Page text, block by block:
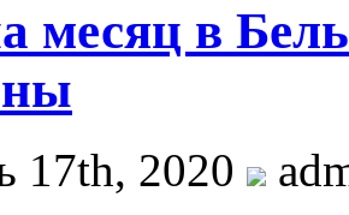
месяц в
17th, 2020